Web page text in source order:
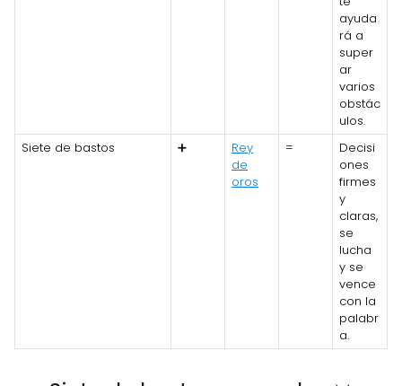
ayuda
rá a
super
ar
varios
obstác
ulos.
Siete de bastos
➕
Rey
de
oros
=
Decisi
ones
firmes
y
claras,
se
lucha
y se
vence
con la
palabr
a.